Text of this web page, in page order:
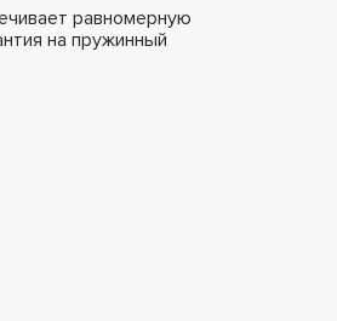
равномерную
на пружинный